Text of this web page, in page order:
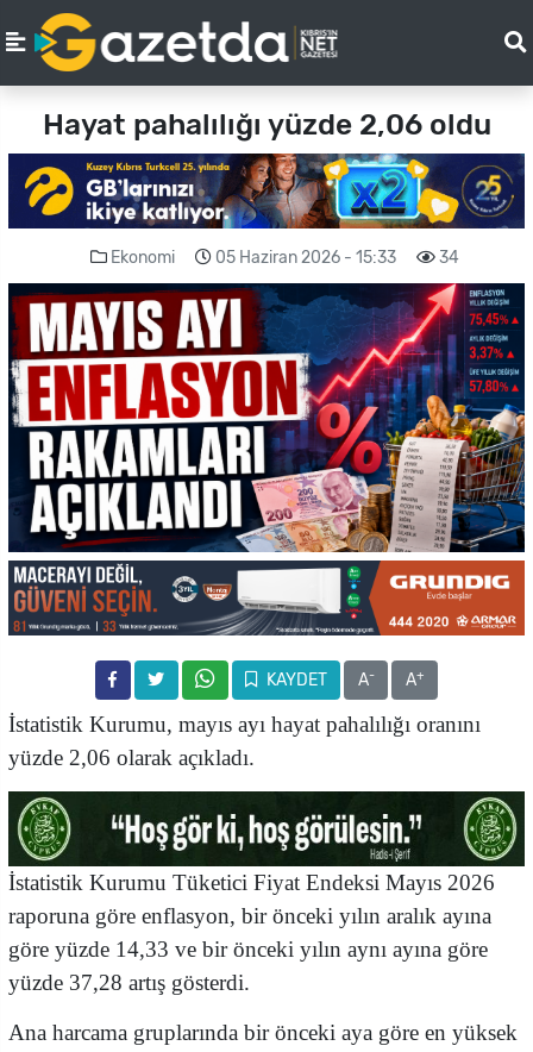
Hayat pahalılığı yüzde 2,06 oldu
Ekonomi 05 Haziran 2026 - 15:33 34
KAYDET A- A+
İstatistik Kurumu, mayıs ayı hayat pahalılığı oranını
yüzde 2,06 olarak açıkladı.
İstatistik Kurumu Tüketici Fiyat Endeksi Mayıs 2026
raporuna göre enflasyon, bir önceki yılın aralık ayına
göre yüzde 14,33 ve bir önceki yılın aynı ayına göre
yüzde 37,28 artış gösterdi.
Ana harcama gruplarında bir önceki aya göre en yüksek